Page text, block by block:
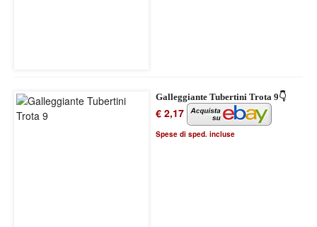
Galleggiante Tubertini Trota 9👇
€ 2,17
Spese di sped. incluse